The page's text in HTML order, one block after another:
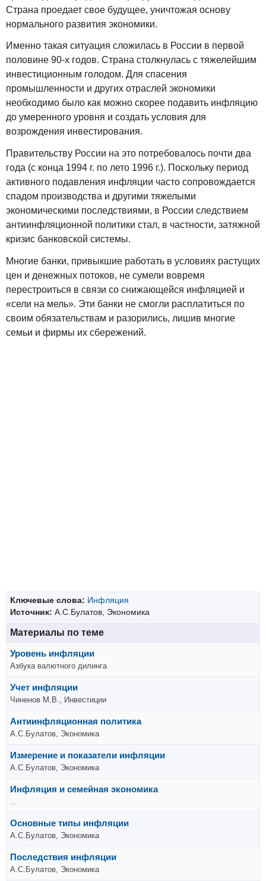
Страна проедает свое будущее, уничтожая основу
нормального развития экономики.
Именно такая ситуация сложилась в России в первой
половине 90-х годов. Страна столкнулась с тяжелейшим
инвестиционным голодом. Для спасения
промышленности и других отраслей экономики
необходимо было как можно скорее подавить инфляцию
до умеренного уровня и создать условия для
возрождения инвестирования.
Правительству России на это потребовалось почти два
года (с конца 1994 г. по лето 1996 г.). Поскольку период
активного подавления инфляции часто сопровождается
спадом производства и другими тяжелыми
экономическими последствиями, в России следствием
антиинфляционной политики стал, в частности, затяжной
кризис банковской системы.
Многие банки, привыкшие работать в условиях растущих
цен и денежных потоков, не сумели вовремя
перестроиться в связи со снижающейся инфляцией и
«сели на мель». Эти банки не смогли расплатиться по
своим обязательствам и разорились, лишив многие
семьи и фирмы их сбережений.
Ключевые слова: Инфляция
Источник: А.С.Булатов, Экономика
Материалы по теме
Уровень инфляции
Азбука валютного дилинга
Учет инфляции
Чиненов М.В., Инвестиции
Антиинфляционная политика
А.С.Булатов, Экономика
Измерение и показатели инфляции
А.С.Булатов, Экономика
Инфляция и семейная экономика
...
Основные типы инфляции
А.С.Булатов, Экономика
Последствия инфляции
А.С.Булатов, Экономика